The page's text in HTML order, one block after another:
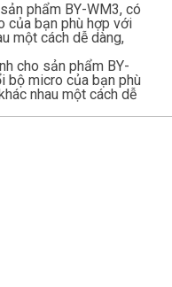
phẩm BY-WM3, có
của bạn phù hợp với
một cách dễ dàng,
cho sản phẩm BY-
bộ micro của bạn phù
nhau một cách dễ